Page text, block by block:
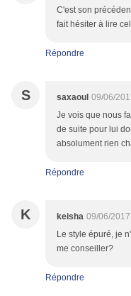
C'est son
fait hésiter à lire
Répondre
S saxaoul 09/06/
Je vois que nous
de suite pour lui
absolument rien
Répondre
K keisha 09/06/
Le style épuré, je
me conseiller?
Répondre